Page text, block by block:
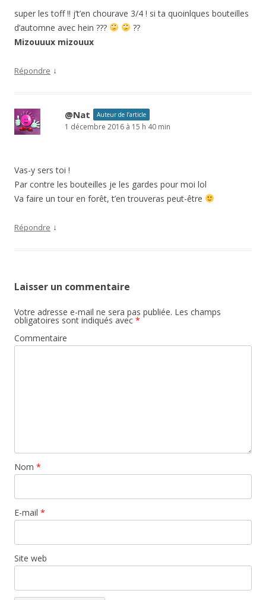
super les toff !! j’t’en chourave 3/4 ! si ta quoinlques bouteilles
d’automne avec hein ???
??
Mizouuux mizouux
Répondre ↓
@Nat Auteur de l’article
1 décembre 2016 à 15 h 40 min
Vas-y sers toi !
Par contre les bouteilles je les gardes pour moi lol
Va faire un tour en forêt, t’en trouveras peut-être
Répondre ↓
Laisser un commentaire
Votre adresse e-mail ne sera pas publiée. Les champs
obligatoires sont indiqués avec *
Commentaire
Nom *
E-mail *
Site web